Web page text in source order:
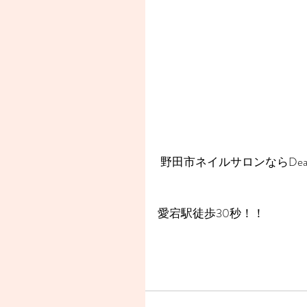
野田市ネイルサロンなら
愛宕駅徒歩30秒！！